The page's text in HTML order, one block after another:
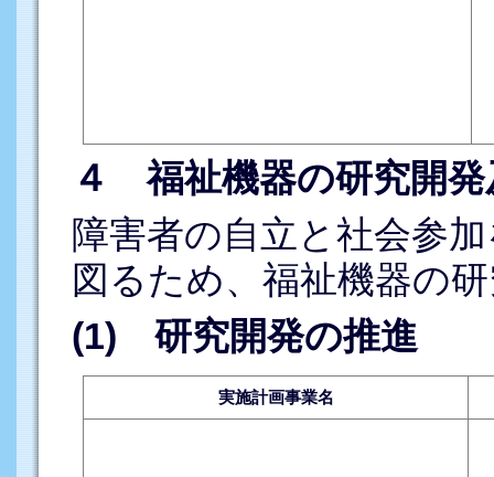
４ 福祉機器の研究開発
障害者の自立と社会参
図るため、福祉機器の
(1) 研究開発の推進
実施計画事業名